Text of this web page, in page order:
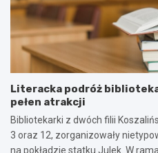
Literacka podróż
pełen atrakcji
Bibliotekarki z dwóch filii
3 oraz 12, zorganizowały
na pokładzie statku Julek. W